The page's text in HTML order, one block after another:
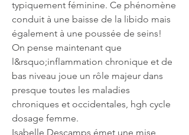
typiquement féminine. Ce phénomène
conduit à une baisse de la libido mais
également à une poussée de seins!
On pense maintenant que
l&rsquo;inflammation chronique et de
bas niveau joue un rôle majeur dans
presque toutes les maladies
chroniques et occidentales, hgh cycle
dosage femme.
Isabelle Descamps émet une mise